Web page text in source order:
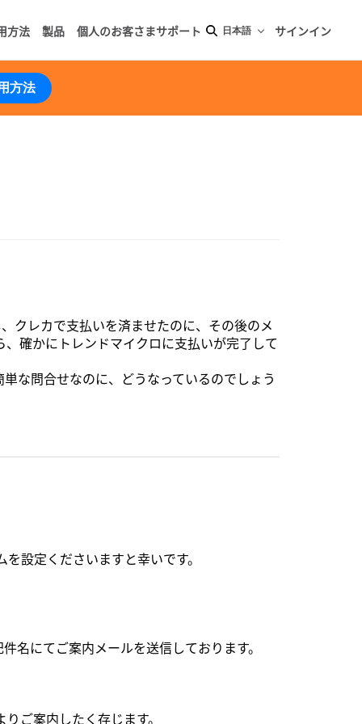
方法 製品 個人のお客さまサポート 日本語 サインイン
方法
クレカで支払いを済ませたのに、その後のメ
確かにトレンドマイクロに支払いが完了して
な問合せなのに、どうなっているのでしょう
設定くださいますと幸いです。
名にてご案内メールを送信しております。
ご案内したく存じます。